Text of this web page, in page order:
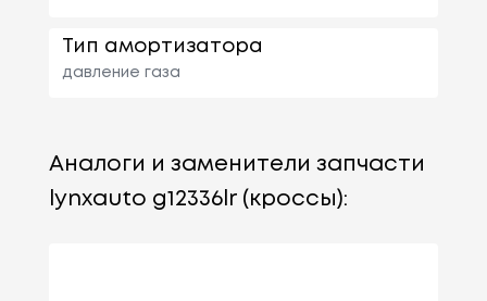
Тип амортизатора
давление газа
Аналоги и заменители запчасти
lynxauto g12336lr (кроссы):